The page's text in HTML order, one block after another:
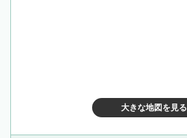
大きな地図を見る